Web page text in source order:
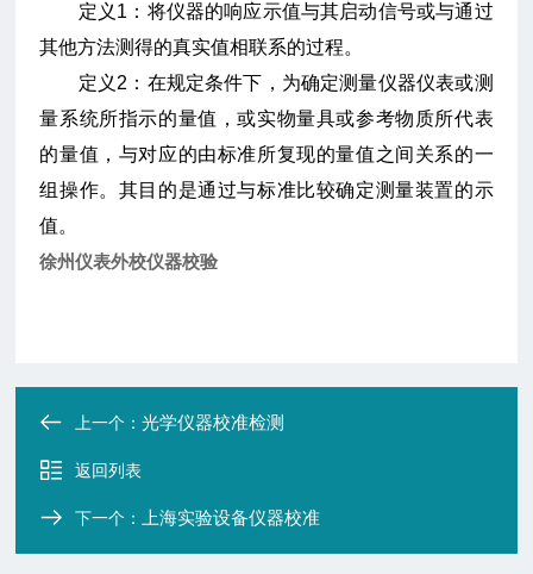
定义1：将仪器的响应示值与其启动信号或与通过
其他方法测得的真实值相联系的过程。
定义2：在规定条件下，为确定测量仪器仪表或测
量系统所指示的量值，或实物量具或参考物质所代表
的量值，与对应的由标准所复现的量值之间关系的一
组操作。其目的是通过与标准比较确定测量装置的示
值。
徐州仪表外校仪器校验
上一个：光学仪器校准检测
返回列表
下一个： 上海实验设备仪器校准